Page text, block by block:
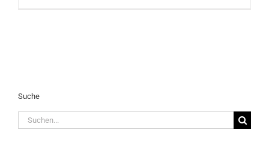
Suche
Suche
nach: